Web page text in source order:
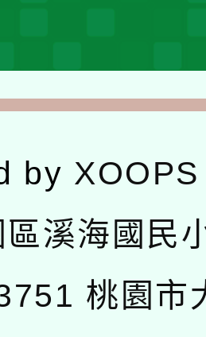
by XOOPS
區溪海國民
桃園市